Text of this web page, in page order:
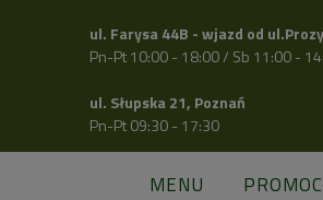
ul. Farysa 44B - wjazd od
Pn-Pt 10:00 - 18:00 / Sb 11:00 -
ul. Słupska 21, Poznań
Pn-Pt 09:30 - 17:30
MENU